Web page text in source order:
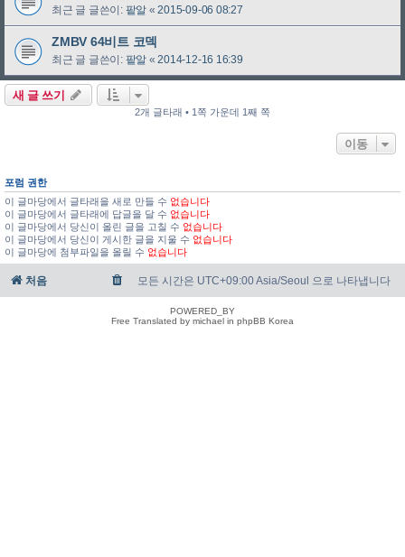
최근 글 글쓴이: 팥알 «2015-09-06 08:27
ZMBV 64비트 코덱
최근 글 글쓴이: 팥알 «2014-12-16 16:39
새 글 쓰기
2개 글타래 • 1쪽 가운데 1째 쪽
이동
포럼 권한
이 글마당에서 글타래을 새로 만들 수 없습니다
이 글마당에서 글타래에 답글을 달 수 없습니다
이 글마당에서 당신이 올린 글을 고칠 수 없습니다
이 글마당에서 당신이 게시한 글을 지울 수 없습니다
이 글마당에 첨부파일을 올릴 수 없습니다
처음 모든 시간은 UTC+09:00 Asia/Seoul 으로 나타냅니다
POWERED_BY
Free Translated by michael in phpBB Korea